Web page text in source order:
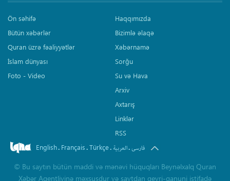
Ön səhifə
Bütün xəbərlər
Quran üzrə fəaliyyətlər
İslam dünyası
Foto - Video
Haqqımızda
Bizimlə əlaqə
Xəbərnamə
Sorğu
Su və Hava
Arxiv
Axtarış
Linklər
RSS
English. Français.Türkçe. العربیة.فارسی
© Bu saytın bütün maddi və mənəvi hüquqları Beynəlxalq Quran
Xəbər Agentliyinə məxsusdur və saytdan qeyri-qanuni istifadə